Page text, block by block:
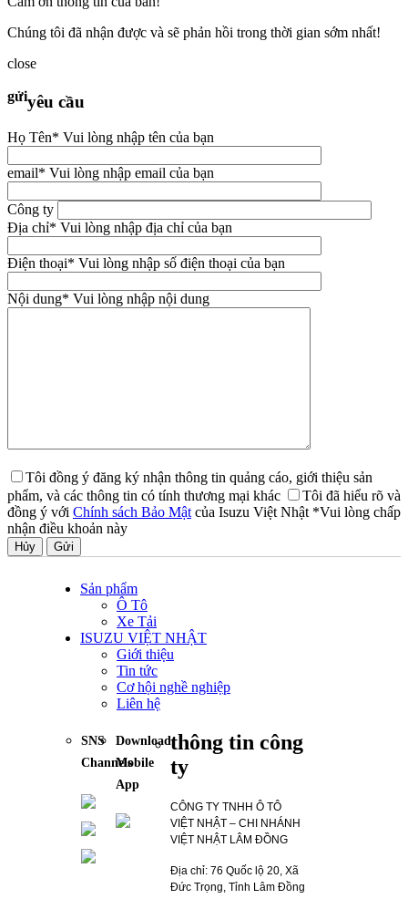
Chúng tôi đã nhận được và sẽ phản hồi trong thời gian sớm nhất!
close
gửiyêu cầu
Họ Tên* Vui lòng nhập tên của bạn
email* Vui lòng nhập email của bạn
Công ty
Địa chỉ* Vui lòng nhập địa chỉ của bạn
Điện thoại* Vui lòng nhập số điện thoại của bạn
Nội dung* Vui lòng nhập nội dung
Tôi đồng ý đăng ký nhận thông tin quảng cáo, giới thiệu sản
phẩm, và các thông tin có tính thương mại khác
Tôi đã hiểu rõ và
đồng ý với Chính sách Bảo Mật của Isuzu Việt Nhật *Vui lòng chấp
nhận điều khoản này
Hủy
Sản phẩm
Ô Tô
Xe Tải
ISUZU VIỆT NHẬT
Giới thiệu
Tin tức
Cơ hội nghề nghiệp
Liên hệ
SNS
Channels
Download
Mobile
App
thông tin công
ty
CÔNG TY TNHH Ô TÔ
VIỆT NHẬT – CHI NHÁNH
VIỆT NHẬT LÂM ĐỒNG
Địa chỉ: 76 Quốc lộ 20, Xã
Đức Trọng, Tỉnh Lâm Đồng